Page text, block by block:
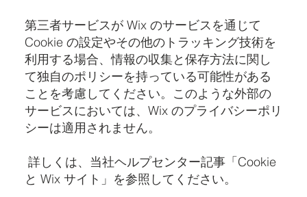
第三者サービスが Wix のサービスを通じて
Cookie の設定やその他のトラッキング技術を
利用する場合、情報の収集と保存方法に関し
て独自のポリシーを持っている可能性がある
ことを考慮してください。このような外部の
サービスにおいては、Wix のプライバシーポリ
シーは適用されません。
詳しくは、当社ヘルプセンター記事「Cookie
と Wix サイト 」を参照してください。